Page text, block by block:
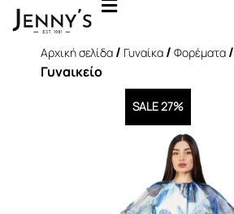
Αρχική σελίδα / Γυναίκα / Φορέματα /
Γυναικείο
SALE 27%